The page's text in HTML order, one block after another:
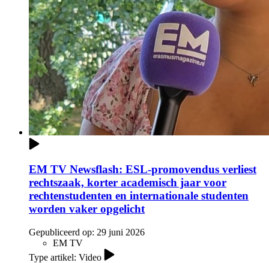
EM TV Newsflash: ESL-promovendus verliest
rechtszaak, korter academisch jaar voor
rechtenstudenten en internationale studenten
worden vaker opgelicht
Gepubliceerd op: 29 juni 2026
EM TV
Type artikel: Video